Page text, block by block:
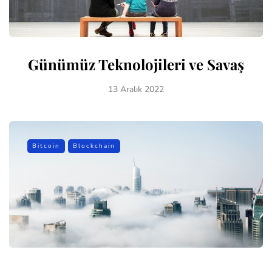
Günümüz Teknolojileri ve Savaş
13 Aralık 2022
Bitcoin Blockchain